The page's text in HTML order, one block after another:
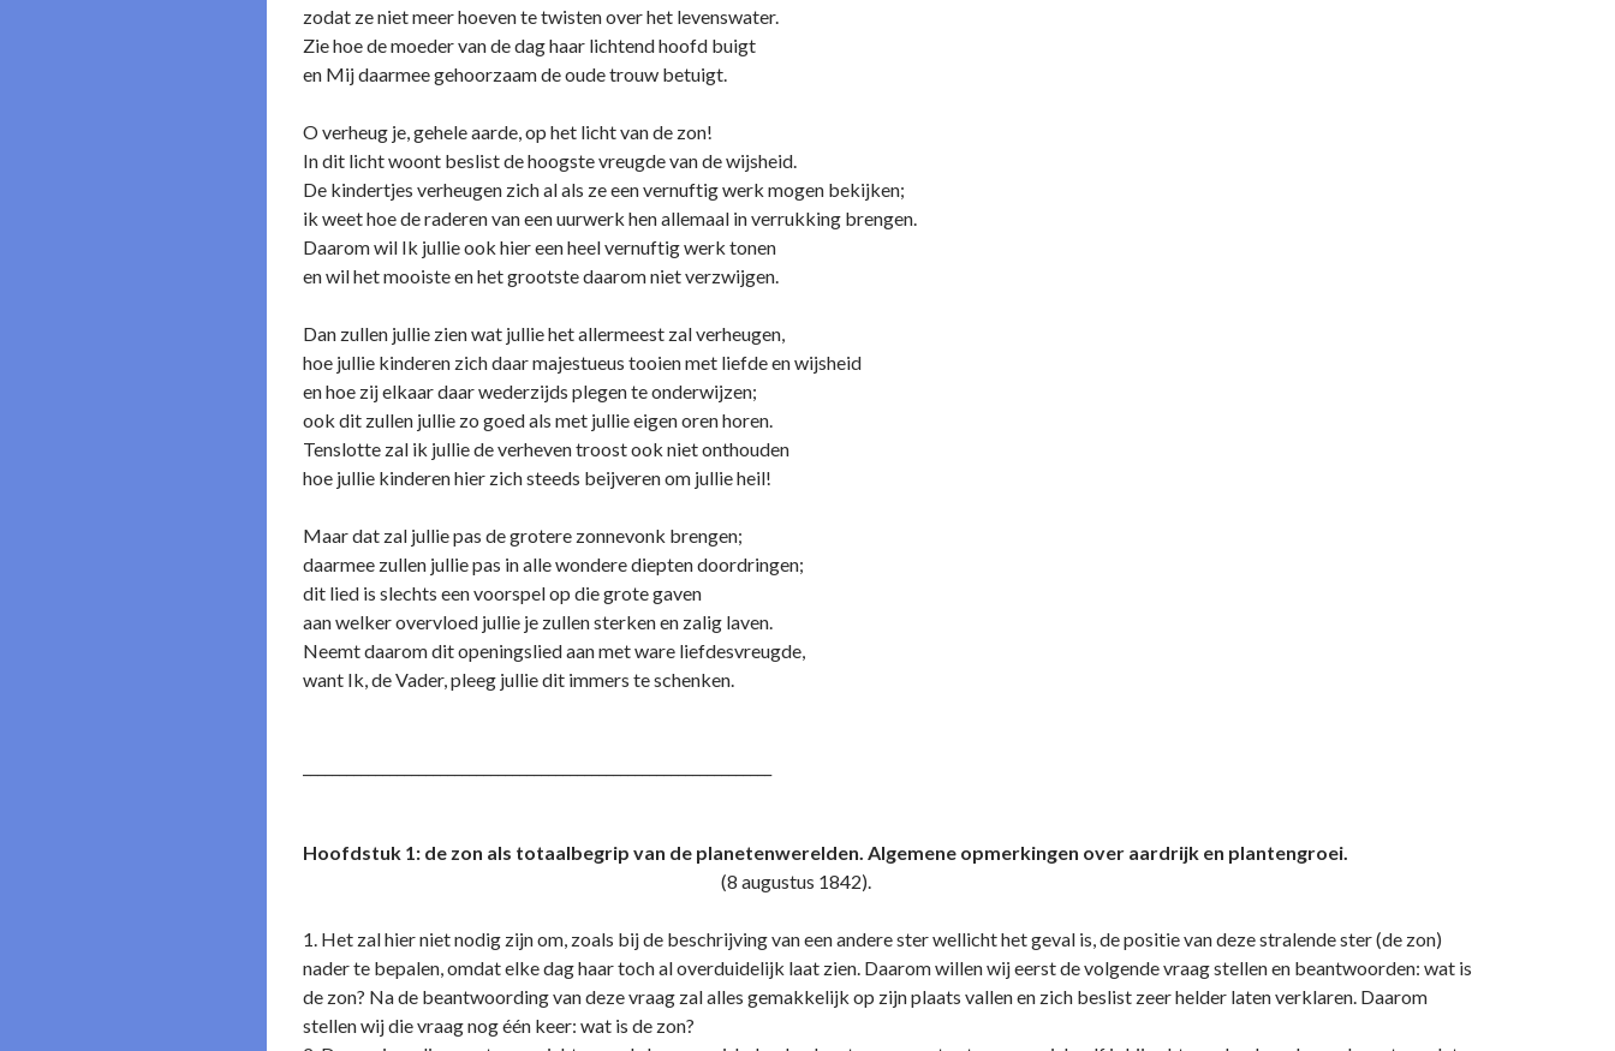
zodat ze niet meer hoeven te twisten over het levenswater.
Zie hoe de moeder van de dag haar lichtend hoofd buigt
en Mij daarmee gehoorzaam de oude trouw betuigt.
O verheug je, gehele aarde, op het licht van de zon!
In dit licht woont beslist de hoogste vreugde van de wijsheid.
De kindertjes verheugen zich al als ze een vernuftig werk mogen bekijken;
ik weet hoe de raderen van een uurwerk hen allemaal in verrukking brengen.
Daarom wil Ik jullie ook hier een heel vernuftig werk tonen
en wil het mooiste en het grootste daarom niet verzwijgen.
Dan zullen jullie zien wat jullie het allermeest zal verheugen,
hoe jullie kinderen zich daar majestueus tooien met liefde en wijsheid
en hoe zij elkaar daar wederzijds plegen te o­nderwijzen;
ook dit zullen jullie zo goed als met jullie eigen oren horen.
Tenslotte zal ik jullie de verheven troost ook niet o­nthouden
hoe jullie kinderen hier zich steeds beijveren om jullie heil!
Maar dat zal jullie pas de grotere zonnevonk brengen;
daarmee zullen jullie pas in alle wondere diepten doordringen;
dit lied is slechts een voorspel op die grote gaven
aan welker overvloed jullie je zullen sterken en zalig laven.
Neemt daarom dit openingslied aan met ware liefdesvreugde,
want Ik, de Vader, pleeg jullie dit immers te schenken.
Hoofdstuk 1: de zon als totaalbegrip van de planetenwerelden. Algemene opmerkingen over aardrijk en plantengroei.
(8 augustus 1842).
1. Het zal hier niet nodig zijn om, zoals bij de beschrijving van een andere ster wellicht het geval is, de positie van deze stralende ster (de zon)
nader te bepalen, omdat elke dag haar toch al overduidelijk laat zien. Daarom willen wij eerst de volgende vraag stellen en beantwoorden: wat is
de zon? Na de beantwoording van deze vraag zal alles gemakkelijk op zijn plaats vallen en zich beslist zeer helder laten verklaren. Daarom
stellen wij die vraag nog één keer: wat is de zon?